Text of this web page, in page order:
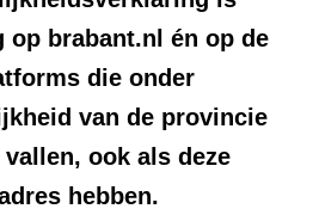
op brabant.nl én op de
die onder
van de provincie
ook als deze
hebben.